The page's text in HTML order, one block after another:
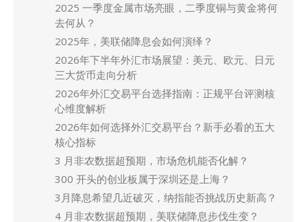
2025 一季度金属市场亮眼，二季度铜与黄金将何
去何从？
2025年，美联储降息会如何演绎？
2026年下半年外汇市场展望：美元、欧元、日元
三大货币走向分析
2026年外汇交易平台选择指南：正规平台评测核
心维度解析
2026年如何选择外汇交易平台？新手必看的五大
核心指标
3 月非农数据超预期，市场危机能否化解？
300 开头的创业板属于深圳还是上海？
3月降息希望几近破灭，纳指能否挑战历史新高？
4 月非农数据超预期，美联储降息步伐生变？